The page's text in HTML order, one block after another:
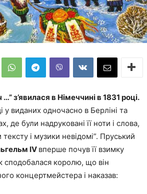
…” з’явилася в Німеччині в 1831 році.
у виданих одночасно в Берліні та
де були надруковані її ноти і слова,
і музики невідомі”. Пруський
IV вперше почув її взимку
сподобалася королю, що він
концертмейстера і наказав: